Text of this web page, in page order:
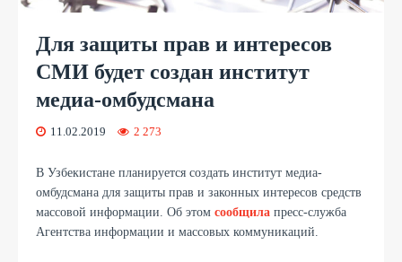
Для защиты прав и интересов
СМИ будет создан институт
медиа-омбудсмана
11.02.2019 2 273
В Узбекистане планируется создать институт медиа-
омбудсмана для защиты прав и законных интересов средств
массовой информации. Об этом сообщила пресс-служба
Агентства информации и массовых коммуникаций.